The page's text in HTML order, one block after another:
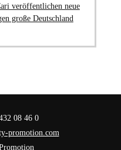
veröffentlichen neue
große Deutschland
08 46 0
promotion.com